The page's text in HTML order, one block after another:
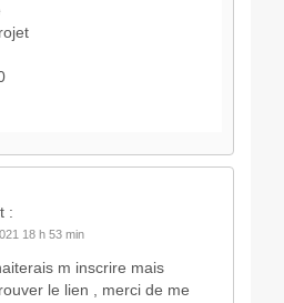
:
18 h 53 min
m inscrire mais
le lien , merci de me